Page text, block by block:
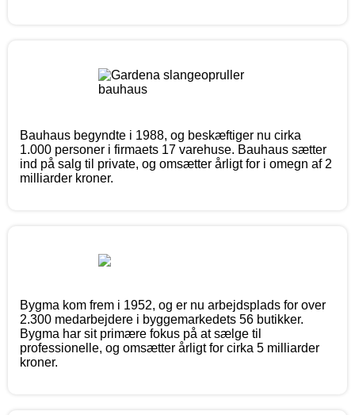
Bauhaus begyndte i 1988, og beskæftiger nu cirka
1.000 personer i firmaets 17 varehuse. Bauhaus sætter
ind på salg til private, og omsætter årligt for i omegn af 2
milliarder kroner.
Bygma kom frem i 1952, og er nu arbejdsplads for over
2.300 medarbejdere i byggemarkedets 56 butikker.
Bygma har sit primære fokus på at sælge til
professionelle, og omsætter årligt for cirka 5 milliarder
kroner.